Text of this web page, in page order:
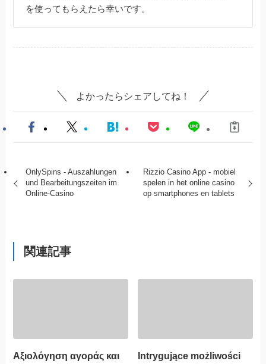
を使ってもらえたら幸いです。
よかったらシェアしてね！
OnlySpins - Auszahlungen
und Bearbeitungszeiten im
Online-Casino
Rizzio Casino App - mobiel
spelen in het online casino
op smartphones en tablets
関連記事
Αξιολόγηση αγοράς και
Intrygujące możliwości